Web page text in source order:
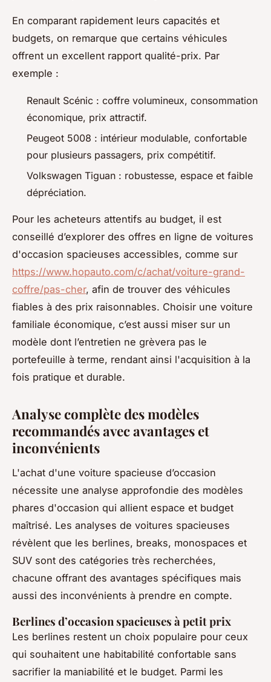
En comparant rapidement leurs capacités et
budgets, on remarque que certains véhicules
offrent un excellent rapport qualité-prix. Par
exemple :
Renault Scénic : coffre volumineux, consommation
économique, prix attractif.
Peugeot 5008 : intérieur modulable, confortable
pour plusieurs passagers, prix compétitif.
Volkswagen Tiguan : robustesse, espace et faible
dépréciation.
Pour les acheteurs attentifs au budget, il est
conseillé d’explorer des offres en ligne de voitures
d'occasion spacieuses accessibles, comme sur
https://www.hopauto.com/c/achat/voiture-grand-
coffre/pas-cher, afin de trouver des véhicules
fiables à des prix raisonnables. Choisir une voiture
familiale économique, c’est aussi miser sur un
modèle dont l’entretien ne grèvera pas le
portefeuille à terme, rendant ainsi l'acquisition à la
fois pratique et durable.
Analyse complète des modèles
recommandés avec avantages et
inconvénients
L'achat d'une voiture spacieuse d’occasion
nécessite une analyse approfondie des modèles
phares d'occasion qui allient espace et budget
maîtrisé. Les analyses de voitures spacieuses
révèlent que les berlines, breaks, monospaces et
SUV sont des catégories très recherchées,
chacune offrant des avantages spécifiques mais
aussi des inconvénients à prendre en compte.
Berlines d’occasion spacieuses à petit prix
Les berlines restent un choix populaire pour ceux
qui souhaitent une habitabilité confortable sans
sacrifier la maniabilité et le budget. Parmi les